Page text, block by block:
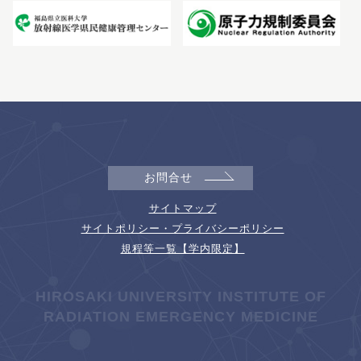
お問合せ
サイトマップ
サイトポリシー・プライバシーポリシー
規程等一覧【学内限定】
HIROSAKI UNIVERSITY INSTITUTE OF
RADIATION EMERGENCY MEDICINE